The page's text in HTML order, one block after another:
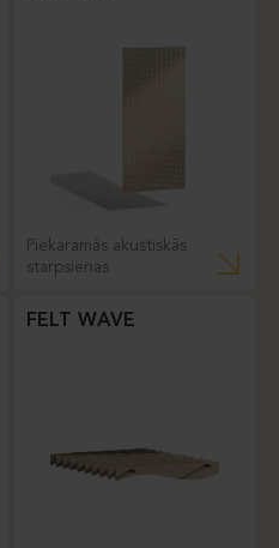
Piekaramās akustiskās
starpsienas
FELT WAVE